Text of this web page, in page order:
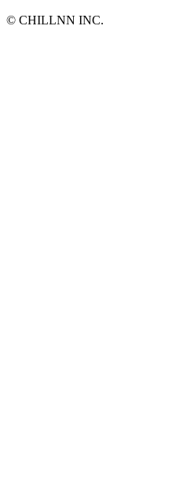
©︎ CHILLNN INC.